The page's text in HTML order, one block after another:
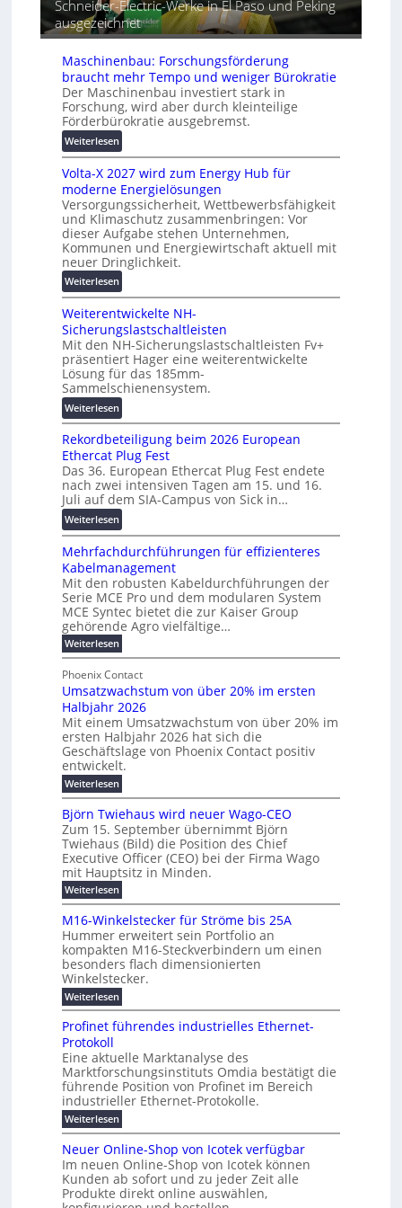
a
t
i
i
e
r
u
n
g
s
l
ö
s
u
n
g
e
n
e
i
h
e
r
t
e
s
c
h
u
t
z
u
n
d
d
i
g
i
l
e
T
r
a
n
s
p
a
r
e
n
z
Schneider-Electric-Werke in El Paso und Peking
ausgezeichnet
Maschinenbau: Forschungsförderung
braucht mehr Tempo und weniger Bürokratie
Der Maschinenbau investiert stark in
Forschung, wird aber durch kleinteilige
Förderbürokratie ausgebremst.
Weiterlesen:
M
a
s
c
h
i
n
e
n
b
a
u
:
F
o
r
s
h
u
n
g
s
f
r
d
e
r
u
n
g
b
r
a
u
c
h
t
m
e
h
r
T
e
m
p
o
u
n
d
w
e
n
i
e
r
B
ü
r
o
r
a
Volta-X 2027 wird zum Energy Hub für
moderne Energielösungen
Versorgungssicherheit, Wettbewerbsfähigkeit
und Klimaschutz zusammenbringen: Vor
dieser Aufgabe stehen Unternehmen,
Kommunen und Energiewirtschaft aktuell mit
neuer Dringlichkeit.
Weiterlesen:
V
o
l
t
a
-
X
2
0
2
7
w
i
r
d
z
u
m
E
n
e
r
g
u
b
f
ü
r
m
o
d
e
r
n
e
E
e
r
g
i
e
l
ö
u
n
g
e
n
Weiterentwickelte NH-
Sicherungslastschaltleisten
Mit den NH-Sicherungslastschaltleisten Fv+
präsentiert Hager eine weiterentwickelte
Lösung für das 185mm-
Sammelschienensystem.
Weiterlesen:
W
e
i
t
e
r
e
n
t
w
i
c
k
e
l
e
N
H
-
S
i
c
h
e
r
u
n
g
s
l
a
s
t
s
c
h
a
t
l
e
s
t
e
n
Rekordbeteiligung beim 2026 European
Ethercat Plug Fest
Das 36. European Ethercat Plug Fest endete
nach zwei intensiven Tagen am 15. und 16.
Juli auf dem SIA-Campus von Sick in…
Weiterlesen:
R
e
k
o
r
d
b
e
e
i
l
i
g
u
n
g
b
e
m
2
0
2
6
E
u
r
o
p
e
n
E
h
e
r
c
a
t
P
Mehrfachdurchführungen für effizienteres
Kabelmanagement
Mit den robusten Kabeldurchführungen der
Serie MCE Pro und dem modularen System
MCE Syntec bietet die zur Kaiser Group
gehörende Agro vielfältige…
Weiterlesen:
M
h
r
f
a
c
h
d
u
r
c
f
ü
h
r
u
n
g
e
n
f
ü
r
e
ff
i
z
i
e
t
e
r
e
s
K
a
b
e
l
m
a
Phoenix Contact
Umsatzwachstum von über 20% im ersten
Halbjahr 2026
Mit einem Umsatzwachstum von über 20% im
ersten Halbjahr 2026 hat sich die
Geschäftslage von Phoenix Contact positiv
entwickelt.
Weiterlesen:
U
m
s
a
z
w
a
c
h
s
t
u
m
v
o
n
ü
b
e
2
0
%
i
m
e
r
s
e
n
H
Björn Twiehaus wird neuer Wago-CEO
Zum 15. September übernimmt Björn
Twiehaus (Bild) die Position des Chief
Executive Officer (CEO) bei der Firma Wago
mit Hauptsitz in Minden.
Weiterlesen:
B
ö
r
n
T
w
i
e
h
a
s
w
i
r
d
e
e
W
a
g
M16-Winkelstecker für Ströme bis 25A
Hummer erweitert sein Portfolio an
kompakten M16-Steckverbindern um einen
besonders flach dimensionierten
Winkelstecker.
Weiterlesen:
M
1
6
W
i
n
k
e
l
s
t
e
c
k
e
Profinet führendes industrielles Ethernet-
Protokoll
Eine aktuelle Marktanalyse des
Marktforschungsinstituts Omdia bestätigt die
führende Position von Profinet im Bereich
industrieller Ethernet-Protokolle.
Weiterlesen:
P
r
o
i
n
Neuer Online-Shop von Icotek verfügbar
Im neuen Online-Shop von Icotek können
Kunden ab sofort und zu jeder Zeit alle
Produkte direkt online auswählen,